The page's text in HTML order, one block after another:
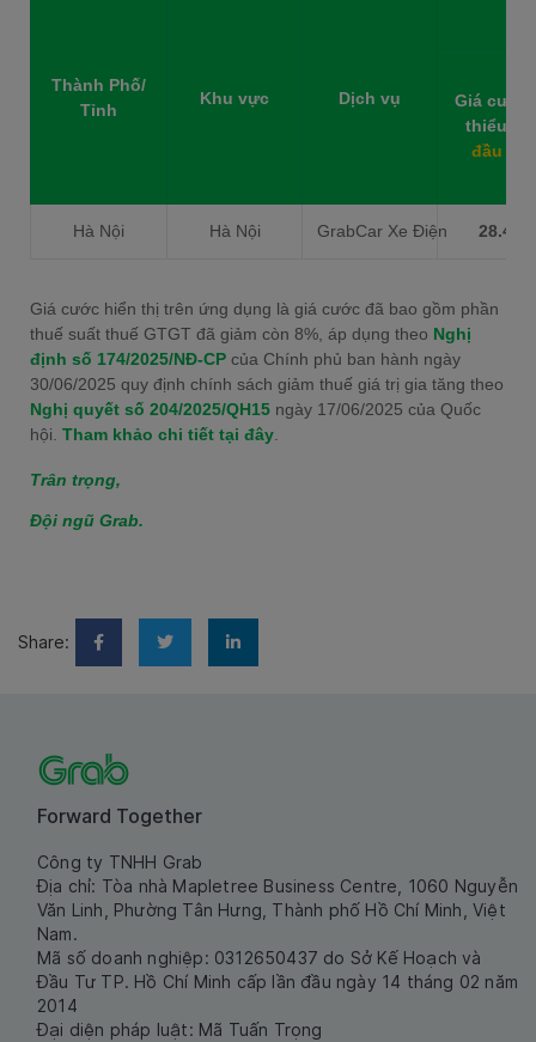
Thành Phố/
Tỉnh
Khu vực Dịch vụ
Giá cước
thiểu
đầu
Hà Nội Hà Nội GrabCar Xe Điện 28.473
Giá cước hiển thị trên ứng dụng là giá cước đã bao gồm phần
thuế suất thuế GTGT đã giảm còn 8%, áp dụng theo Nghị
định số 174/2025/NĐ-CP của Chính phủ ban hành ngày
30/06/2025 quy định chính sách giảm thuế giá trị gia tăng theo
Nghị quyết số 204/2025/QH15 ngày 17/06/2025 của Quốc
hội. Tham khảo chi tiết tại đây
Trân trọng,
Đội ngũ Grab.
Share:
Forward Together
Công ty TNHH Grab
Địa chỉ: Tòa nhà Mapletree Business Centre, 1060 Nguyễn
Văn Linh, Phường Tân Hưng, Thành phố Hồ Chí Minh, Việt
Nam.
Mã số doanh nghiệp: 0312650437 do Sở Kế Hoạch và
Đầu Tư TP. Hồ Chí Minh cấp lần đầu ngày 14 tháng 02 năm
2014
Đại diện pháp luật: Mã Tuấn Trọng